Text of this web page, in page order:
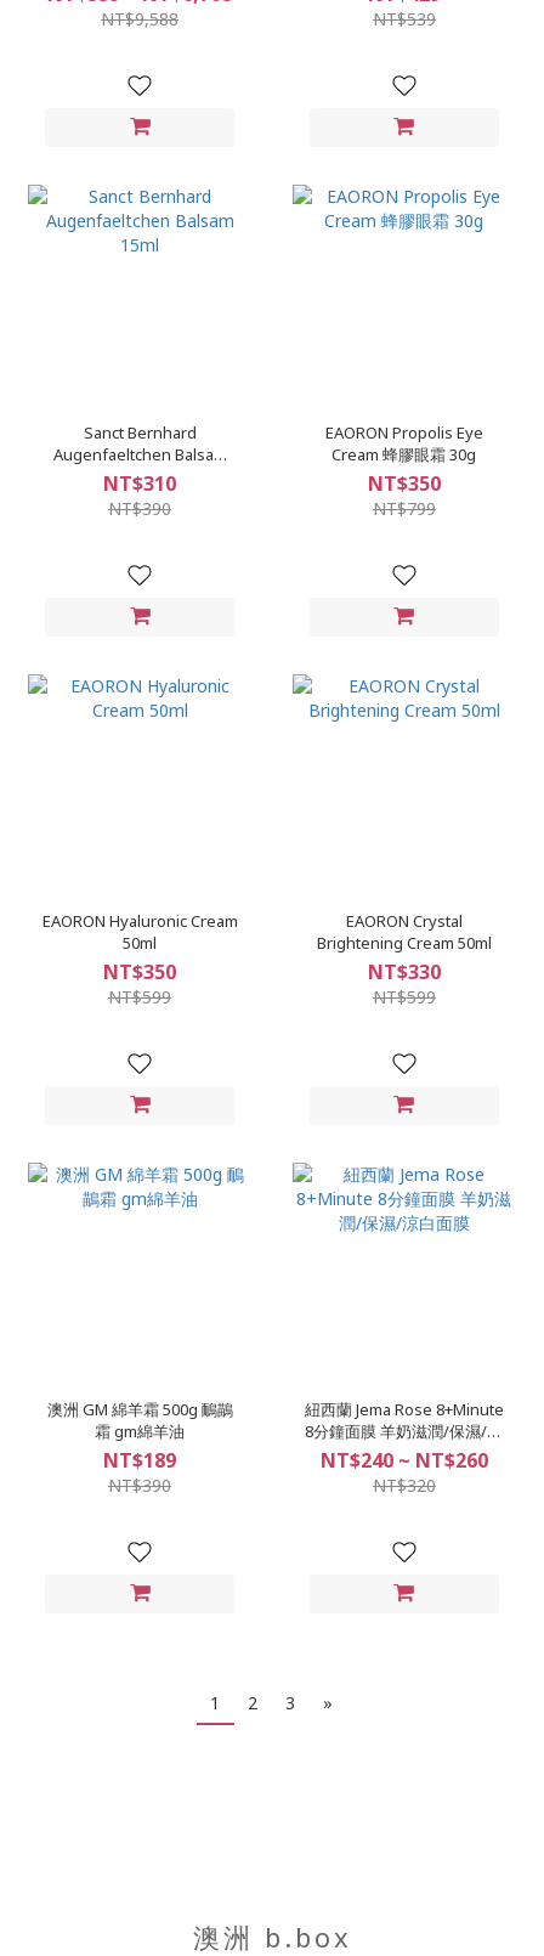
NT$9,588 NT$539
Sanct Bernhard
Augenfaeltchen Balsam
15ml
NT$310
NT$390
EAORON Propolis Eye
Cream 蜂膠眼霜 30g
NT$350
NT$799
EAORON Hyaluronic Cream
50ml
NT$350
NT$599
EAORON Crystal
Brightening Cream 50ml
NT$330
NT$599
澳洲 GM 綿羊霜 500g 鴯鶓
霜 gm綿羊油
NT$189
NT$390
紐西蘭 Jema Rose 8+Minute
8分鐘面膜 羊奶滋潤/保濕/涼
白面膜
NT$240 ~ NT$260
NT$320
1 2 3 »
澳洲 b.box